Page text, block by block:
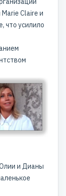
Claire и
что усилило
и Дианы